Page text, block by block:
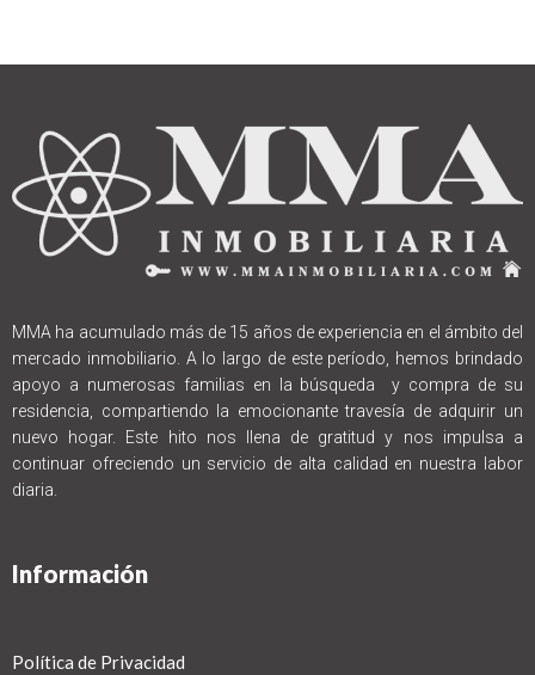
MMA ha acumulado más de 15 años de experiencia en el ámbito del
mercado inmobiliario. A lo largo de este período, hemos brindado
apoyo a numerosas familias en la búsqueda y compra de su
residencia, compartiendo la emocionante travesía de adquirir un
nuevo hogar. Este hito nos llena de gratitud y nos impulsa a
continuar ofreciendo un servicio de alta calidad en nuestra labor
diaria.
Información
Política de Privacidad